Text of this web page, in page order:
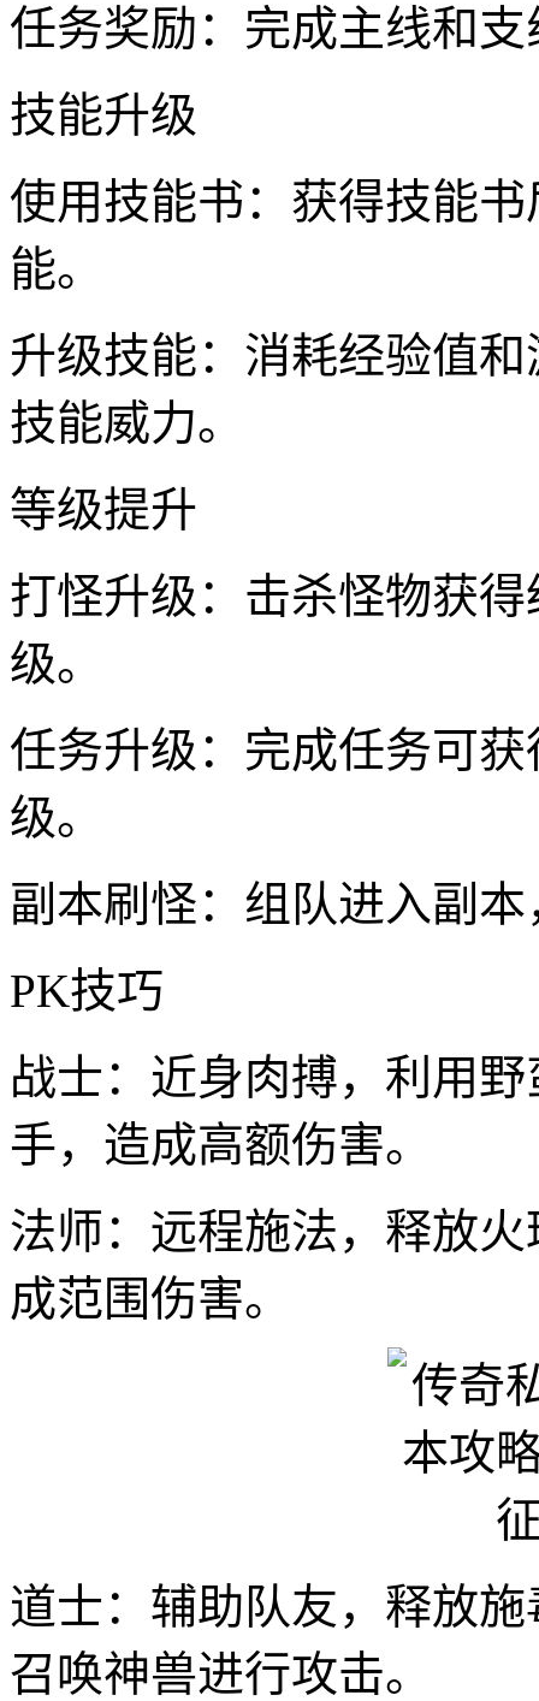
任务奖励：完成主线和
技能升级
使用技能书：获得技能
能。
升级技能：消耗经验值
技能威力。
等级提升
打怪升级：击杀怪物获
级。
任务升级：完成任务可
级。
副本刷怪：组队进入副
PK技巧
战士：近身肉搏，利用
手，造成高额伤害。
法师：远程施法，释放
成范围伤害。
道士：辅助队友，释放
召唤神兽进行攻击。